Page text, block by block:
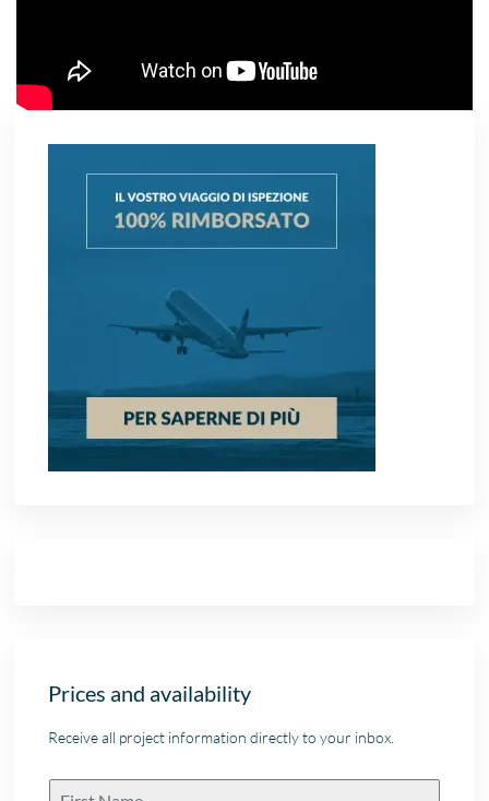
Prices and availability
Receive all project information directly to your inbox.